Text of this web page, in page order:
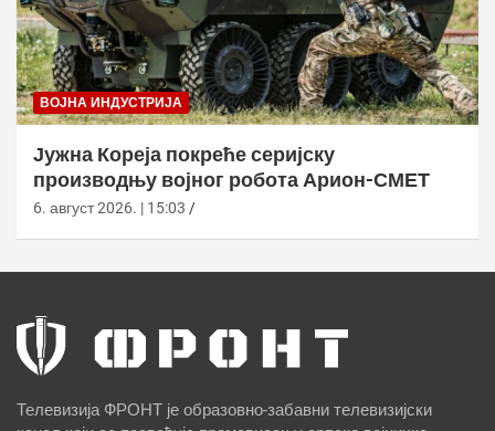
ВОЈНА ИНДУСТРИЈА
Јужна Кореја покреће серијску
производњу војног робота Арион-СМЕТ
6. август 2026. | 15:03
Телевизија ФРОНТ је образовно-забавни телевизијски